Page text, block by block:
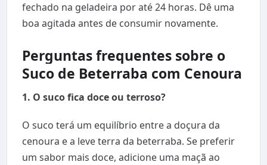
fechado na geladeira por até 24 horas. Dê uma
boa agitada antes de consumir novamente.
Perguntas frequentes sobre o
Suco de Beterraba com Cenoura
1. O suco fica doce ou terroso?
O suco terá um equilíbrio entre a doçura da
cenoura e a leve terra da beterraba. Se preferir
um sabor mais doce, adicione uma maçã ao